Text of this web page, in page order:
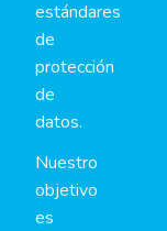
estándares
de
protección
de
datos.
Nuestro
objetivo
es